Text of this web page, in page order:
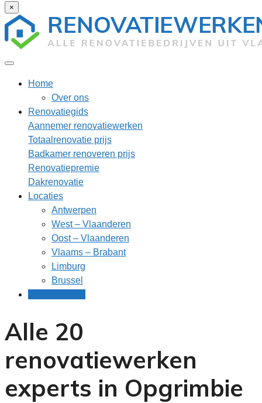
×
Home
Over ons
Renovatiegids
Aannemer renovatiewerken
Totaalrenovatie prijs
Badkamer renoveren prijs
Renovatiepremie
Dakrenovatie
Locaties
Antwerpen
West – Vlaanderen
Oost – Vlaanderen
Vlaams – Brabant
Limburg
Brussel
Alle 20
renovatiewerken
experts in Opgrimbie